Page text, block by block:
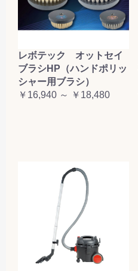
レボテック オットセイ
ブラシHP（ハンドポリッ
シャー用ブラシ）
￥16,940 ～ ￥18,480